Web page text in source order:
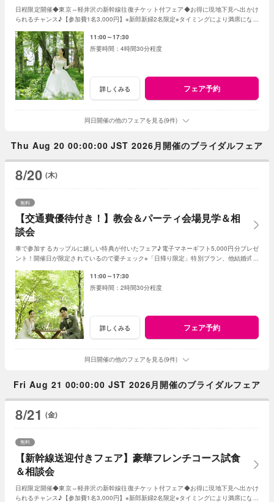
日程限定開催◆東京⇔軽井沢の新幹線往復チケット付フェア◆お得に現地下見へ出かけ
られるチャンス♪【参加費1名3,000円】※新郎新婦2名限定※タイミングにより満席になる
11:00～17:30
4時間30分程度
詳しくみる フェア予約
同日開催の他のフェアを見る(9件)
Thu Aug 20 00:00:00 JST 2026月開催のブライダルフェア
8/20 (木)
【交通費優待付き！】教会＆パーティ会場見学＆相
談会
無料
車で参加するカップルに嬉しい特典が付いたフェア♪電子マネーギフト5,000円分プレゼ
ント！開催日が限定されているので要チェック※「日帰り限定」特別プラン、他結婚式場
11:00～17:30
2時間30分程度
詳しくみる フェア予約
同日開催の他のフェアを見る(9件)
Fri Aug 21 00:00:00 JST 2026月開催のブライダルフェア
8/21 (金)
【新幹線送迎付きフェア】豪華フレンチコース試食
＆相談会
無料
日程限定開催◆東京⇔軽井沢の新幹線往復チケット付フェア◆お得に現地下見へ出かけ
られるチャンス♪【参加費1名3,000円】※新郎新婦2名限定※タイミングにより満席になる